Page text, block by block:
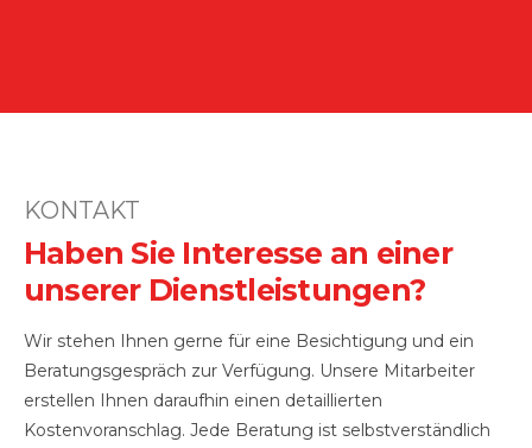
KONTAKT
Haben Sie Interesse an einer
unserer Dienstleistungen?
Wir stehen Ihnen gerne für eine Besichtigung und ein
Beratungsgespräch zur Verfügung. Unsere Mitarbeiter
erstellen Ihnen daraufhin einen detaillierten
Kostenvoranschlag. Jede Beratung ist selbstverständlich